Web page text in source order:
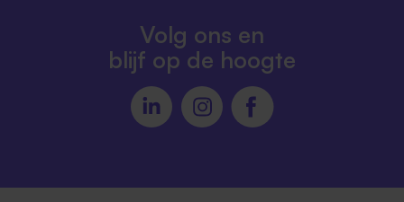
Volg ons en
blijf op de hoogte